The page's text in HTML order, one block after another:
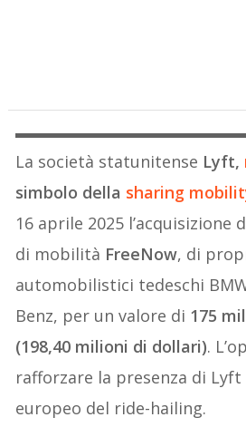
La società statunitense Lyft,
simbolo della sharing
16 aprile 2025
di mobilità FreeNow, di
automobilistici tedeschi
Benz, per un valore di 175
(198,40 milioni di dollari).
rafforzare la presenza di
europeo del ride-hailing.